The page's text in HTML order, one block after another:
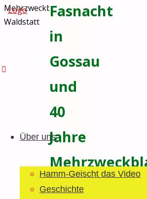
Lömpe
springenÜber uns
Hamm-Geischt das Video
Geschichte
Mehrzweckblaari
Waldstatt
Fasnacht
in
Gossau
und
40
Jahre
Waldstatt